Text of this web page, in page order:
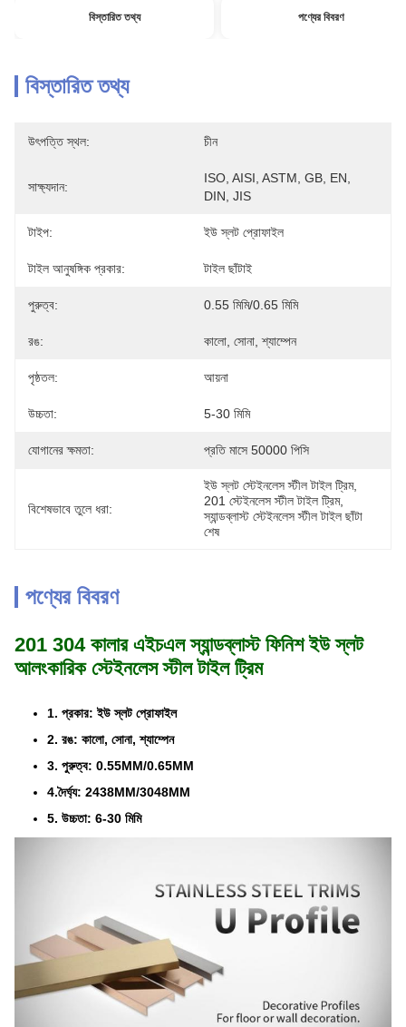
বিস্তারিত তথ্য পণ্যের বিবরণ
বিস্তারিত তথ্য
উৎপত্তি স্থল: চীন
সাক্ষ্যদান:
ISO, AISI, ASTM, GB, EN,
DIN, JIS
টাইপ: ইউ স্লট প্রোফাইল
টাইল আনুষঙ্গিক প্রকার: টাইল ছাঁটাই
পুরুত্ব: 0.55 মিমি/0.65 মিমি
রঙ: কালো, সোনা, শ্যাম্পেন
পৃষ্ঠতল: আয়না
উচ্চতা: 5-30 মিমি
যোগানের ক্ষমতা: প্রতি মাসে 50000 পিসি
বিশেষভাবে তুলে ধরা:
ইউ স্লট স্টেইনলেস স্টীল টাইল ট্রিম,
201 স্টেইনলেস স্টীল টাইল ট্রিম,
স্যান্ডব্লাস্ট স্টেইনলেস স্টীল টাইল ছাঁটা
শেষ
পণ্যের বিবরণ
201 304 কালার এইচএল স্যান্ডব্লাস্ট ফিনিশ ইউ স্লট
আলংকারিক স্টেইনলেস স্টীল টাইল ট্রিম
1. প্রকার: ইউ স্লট প্রোফাইল
2. রঙ: কালো, সোনা, শ্যাম্পেন
3. পুরুত্ব: 0.55MM/0.65MM
4.দৈর্ঘ্য: 2438MM/3048MM
5. উচ্চতা: 6-30 মিমি